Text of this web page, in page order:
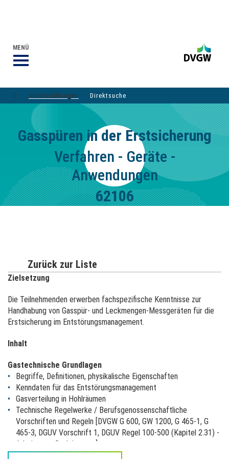
MENÜ
Veranstaltungen Direktsuche
Gasspüren in der Erstsicherung
Verfahren - Geräte -
Anwendungen
62106
Zurück zur Liste
Zielsetzung
Die Teilnehmenden erwerben fachspezifische Kenntnisse zur
Handhabung von Gasspür- und Leckmengen-Messgeräten für die
Erstsicherung im Entstörungsmanagement.
Inhalt
Gastechnische Grundlagen
Begriffe, Definitionen, physikalische Eigenschaften
Kenndaten für das Entstörungsmanagement
Gasverteilung in Hohlräumen
Technische Regelwerke / Berufsgenossenschaftliche
Vorschriften und Regeln [DVGW G 600, GW 1200, G 465-1, G
465-3, DGUV Vorschrift 1, DGUV Regel 100-500 (Kapitel 2.31) -
Arbeiten an Gasleitungen]